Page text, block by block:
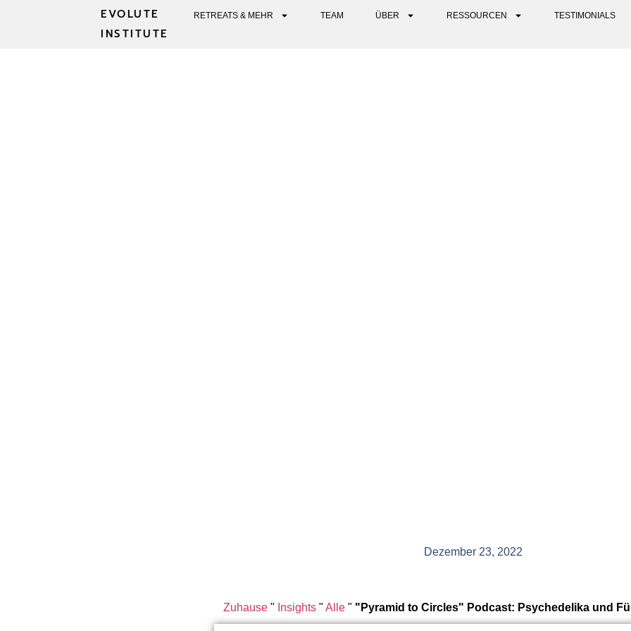
RETREATS & MEHR TEAM ÜBER RESSOURCEN TESTIMONIALS
EVOLUTE
INSTITUTE
Dezember 23, 2022
Zuhause" Insights" Alle" "Pyramid to Circles" Podcast: Psychedelika und